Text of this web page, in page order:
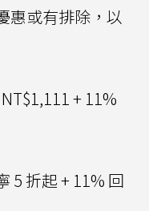
惠或有排除，以
+ 11%
5 折起 + 11% 回